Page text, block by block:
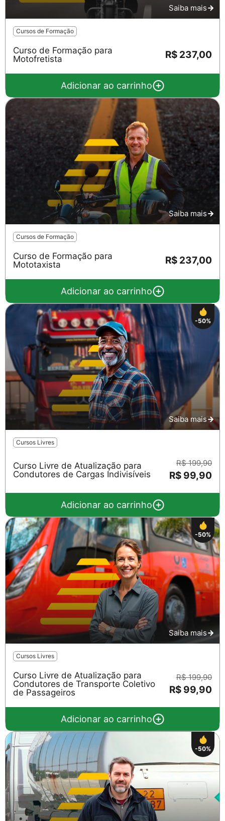
Saiba mais
Cursos de Formação
Curso de Formação para
Motofretista
R$ 237,00
Adicionar ao carrinho
Saiba mais
Cursos de Formação
Curso de Formação para
Mototaxista
R$ 237,00
Adicionar ao carrinho
-50%
Saiba mais
Cursos Livres
Curso Livre de Atualização para
Condutores de Cargas Indivisíveis
R$ 199,90
R$ 99,90
Adicionar ao carrinho
-50%
Saiba mais
Cursos Livres
Curso Livre de Atualização para
Condutores de Transporte Coletivo
de Passageiros
R$ 199,90
R$ 99,90
Adicionar ao carrinho
-50%